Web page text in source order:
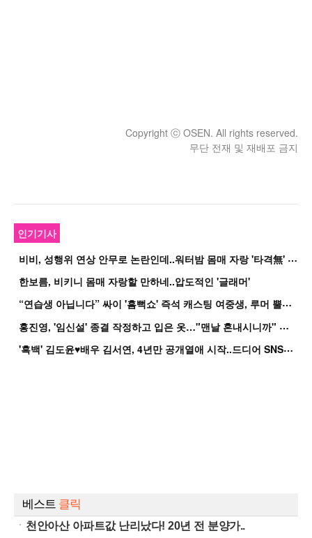
Copyright ⓒ OSEN. All rights reserved.
무단 전재 및 재배포 금지
인기기사
비
비, 성행위 연상 안무로 논란인데..워터밤 몸매 자랑 '타격無' 근황
한보름, 비키니 몸매 자랑할 만하네..압도적인 '글래머'
“
연습생 아닙니다” 싸이 '흠뻑쇼' 즉석 캐스팅 여중생, 루머 뿔났다[Oh!쎈 이...
홍
진영, '임신설' 종결 작정하고 입은 옷…"맨날 혼내시니까" 억울
'
흑백' 김도윤♥배우 김서연, 4년만 공개열애 시작..드디어 SNS에 노출 [핫피...